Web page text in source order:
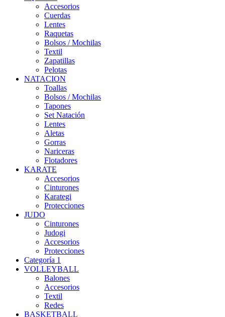
Accesorios
Cuerdas
Lentes
Raquetas
Bolsos / Mochilas
Textil
Zapatillas
Pelotas
NATACION
Toallas
Bolsos / Mochilas
Tapones
Set Natación
Lentes
Aletas
Gorras
Nariceras
Flotadores
KARATE
Accesorios
Cinturones
Karategi
Protecciones
JUDO
Cinturones
Judogi
Accesorios
Protecciones
Categoría 1
VOLLEYBALL
Balones
Accesorios
Textil
Redes
BASKETBALL